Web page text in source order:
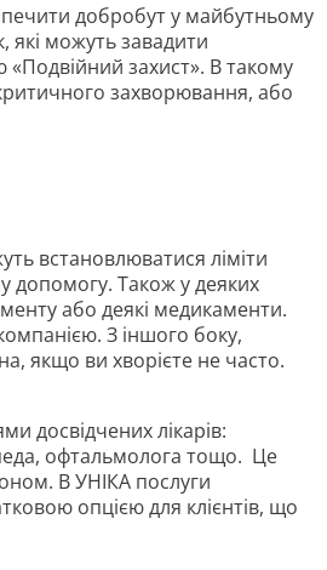
добробут у майбутньому
які можуть завадити
захист». В такому
захворювання, або
встановлюватися ліміти
допомогу. Також у деяких
або деякі медикаменти.
З іншого боку,
якщо ви хворієте не часто.
досвідчених лікарів:
офтальмолога тощо. Це
В УНІКА послуги
опцією для клієнтів, що